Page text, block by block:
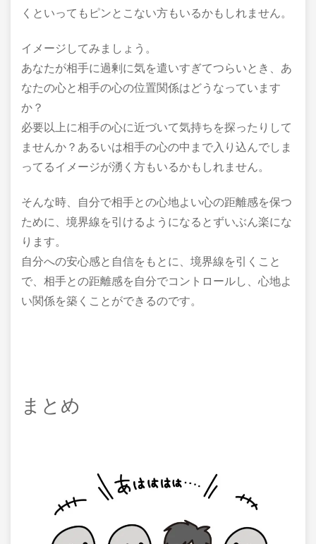
くといってもピンとこない方もいるかもしれません。
イメージしてみましょう。
あなたが相手に過剰に気を遣いすぎてつらいとき、あ
なたの心と相手の心の位置関係はどうなっています
か？
必要以上に相手の心に近づいて気持ちを探ったりして
ませんか？あるいは相手の心の中まで入り込んでしま
ってるイメージが湧く方もいるかもしれません。
そんな時、自分で相手との心地よい心の距離感を保つ
ために、境界線を引けるようになるとずいぶん楽にな
ります。
自分への安心感と自信をもとに、境界線を引くこと
で、相手との距離感を自分でコントロールし、心地よ
い関係を築くことができるのです。
まとめ